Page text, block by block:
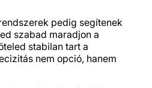
pedig segítenek
szabad maradjon a
stabilan tart a
nem opció, hanem